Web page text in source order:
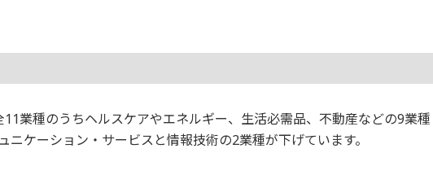
業種のうちヘルスケアやエネルギー、生活必需品、不動産などの9業種
ニケーション・サービスと情報技術の2業種が下げています。